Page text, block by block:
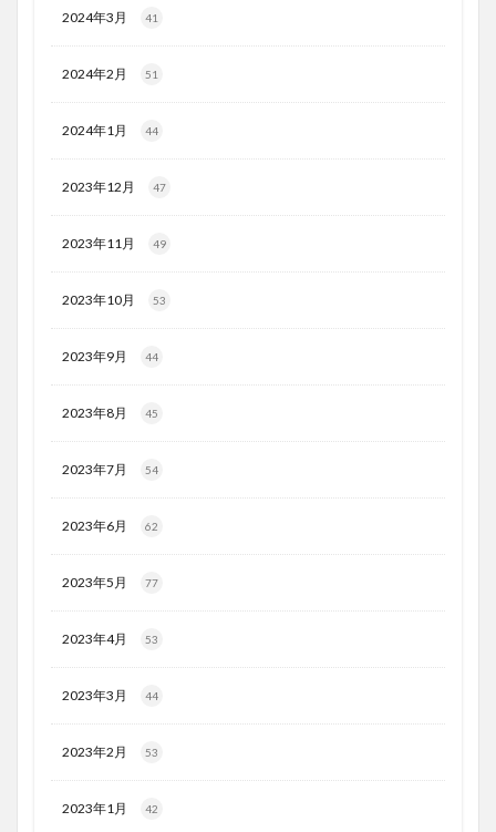
2024年3月 41
2024年2月 51
2024年1月 44
2023年12月 47
2023年11月 49
2023年10月 53
2023年9月 44
2023年8月 45
2023年7月 54
2023年6月 62
2023年5月 77
2023年4月 53
2023年3月 44
2023年2月 53
2023年1月 42